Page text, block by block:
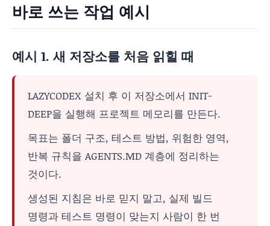
바로 쓰는 작업 예시
예시 1. 새 저장소를 처음 읽힐 때
LAZYCODEX 설치 후 이 저장소에서 INIT-
DEEP을 실행해 프로젝트 메모리를 만든다.
목표는 폴더 구조, 테스트 방법, 위험한 영역,
반복 규칙을 AGENTS.MD 계층에 정리하는
것이다.
생성된 지침은 바로 믿지 말고, 실제 빌드
명령과 테스트 명령이 맞는지 사람이 한 번